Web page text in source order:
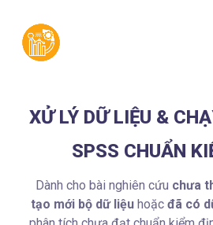
XỬ LÝ DỮ LIỆU &
SPSS CHUẨN
Dành cho bài nghiên cứu chưa
tạo mới bộ dữ liệu hoặc đã có